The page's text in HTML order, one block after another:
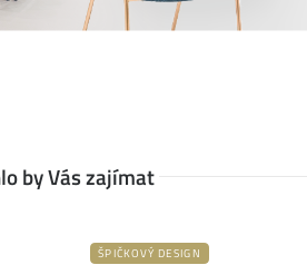
by Vás zajímat
ŠPIČKOVÝ DESIGN